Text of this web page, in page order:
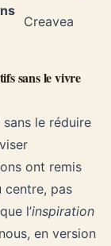
Creavea
sans le vivre
sans le réduire
ont remis
centre, pas
l’inspiration
en version